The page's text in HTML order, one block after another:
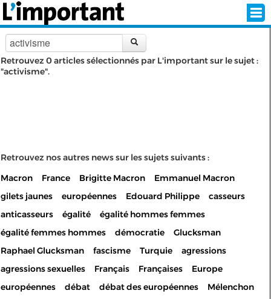
INSCRIPTION
SUR L'ÉCRAN D'ACCUEIL
ABONNEZ-VOUS À LA NEWSLETTER!
SUIVEZ NOUS:
Retrouvez 0 articles sélectionnés par L'important sur le sujet :
"activisme".
Retrouvez nos autres news sur les sujets suivants :
Macron
France Brigitte Macron
Emmanuel Macron
gilets jaunes
européennes Edouard Philippe
casseurs
anticasseurs
égalité
égalité hommes femmes
égalité femmes hommes
démocratie
Glucksman
Raphael Glucksman
fascisme Turquie
agressions
agressions sexuelles
Français Françaises
Europe
européennes
débat débat des européennes
Mélenchon